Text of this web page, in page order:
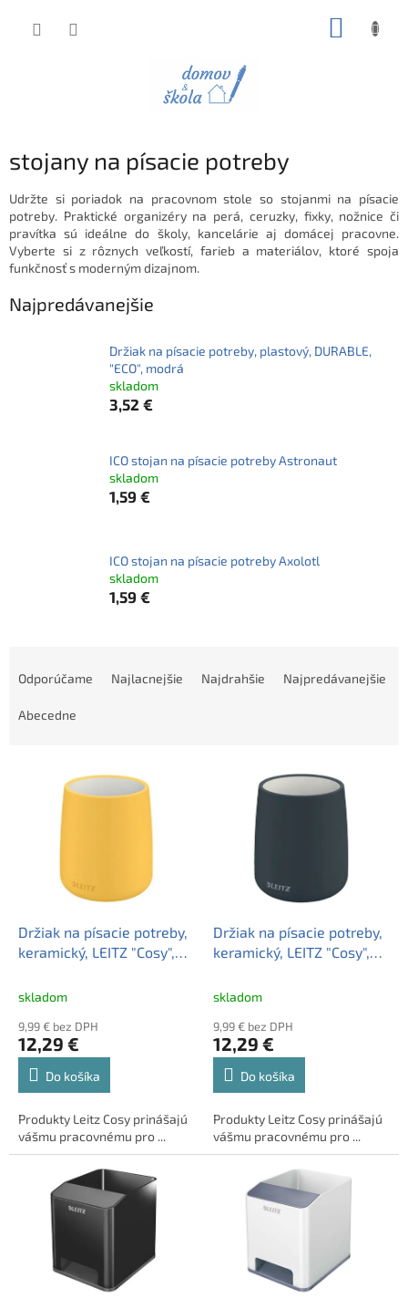
stojany na písacie potreby
Udržte si poriadok na pracovnom stole so stojanmi na písacie
potreby. Praktické organizéry na perá, ceruzky, fixky, nožnice či
pravítka sú ideálne do školy, kancelárie aj domácej pracovne.
Vyberte si z rôznych veľkostí, farieb a materiálov, ktoré spoja
funkčnosť s moderným dizajnom.
Najpredávanejšie
Držiak na písacie potreby, plastový, DURABLE,
"ECO", modrá
skladom
3,52 €
ICO stojan na písacie potreby Astronaut
skladom
1,59 €
ICO stojan na písacie potreby Axolotl
skladom
1,59 €
Odporúčame Najlacnejšie Najdrahšie Najpredávanejšie
Abecedne
Držiak na písacie potreby,
keramický, LEITZ "Cosy",
skladom
9,99 € bez DPH
12,29 €
Do košíka
Produkty Leitz Cosy prinášajú
vášmu pracovnému pro ...
Držiak na písacie potreby,
keramický, LEITZ "Cosy",
skladom
9,99 € bez DPH
12,29 €
Do košíka
Produkty Leitz Cosy prinášajú
vášmu pracovnému pro ...